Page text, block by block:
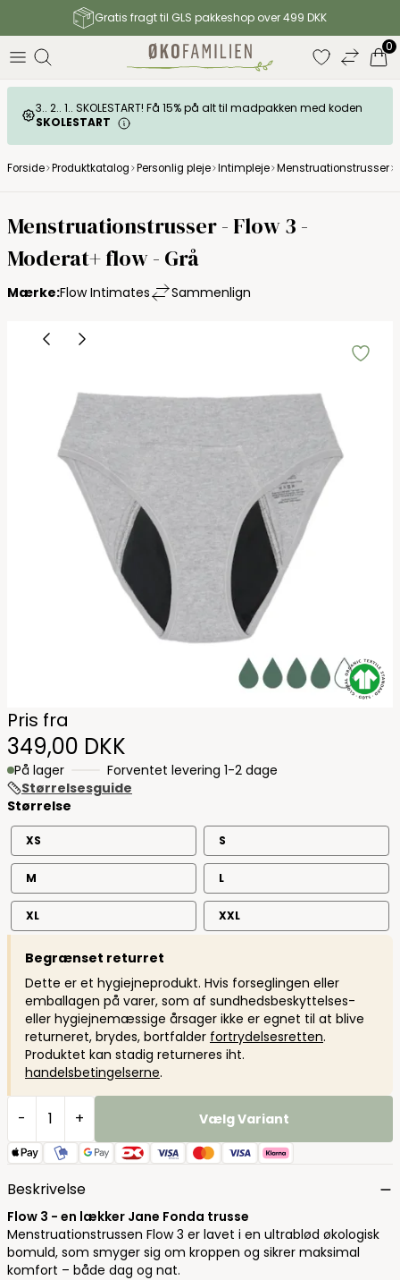
Gratis fragt til GLS pakkeshop over 499 DKK
0
3.. 2.. 1.. SKOLESTART! Få 15% på alt til madpakken med koden
SKOLESTART
Forside Produktkatalog Personlig pleje Intimpleje Menstruationstrusser
Menstruationstrusser - Flow 3 -
Moderat+ flow - Grå
Mærke:Flow Intimates Sammenlign
Pris fra
349,00 DKK
På lager
Forventet levering 1-2 dage
Størrelsesguide
Størrelse
XS S
M L
XL XXL
Begrænset returret
Dette er et hygiejneprodukt. Hvis forseglingen eller
emballagen på varer, som af sundhedsbeskyttelses-
eller hygiejnemæssige årsager ikke er egnet til at blive
returneret, brydes, bortfalder fortrydelsesretten.
Produktet kan stadig returneres iht.
handelsbetingelserne.
- + Vælg Variant
Beskrivelse
Flow 3 - en lækker Jane Fonda trusse
Menstruationstrussen Flow 3 er lavet i en ultrablød økologisk
bomuld, som smyger sig om kroppen og sikrer maksimal
komfort – både dag og nat.